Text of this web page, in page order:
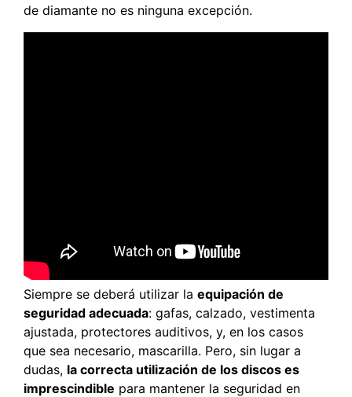
de diamante no es ninguna excepción.
Siempre se deberá utilizar la equipación de
seguridad adecuada: gafas, calzado, vestimenta
ajustada, protectores auditivos, y, en los casos
que sea necesario, mascarilla. Pero, sin lugar a
dudas, la correcta utilización de los discos es
imprescindible para mantener la seguridad en